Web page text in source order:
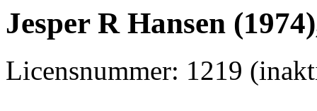
Jesper R Hansen
Licensnummer: 1219